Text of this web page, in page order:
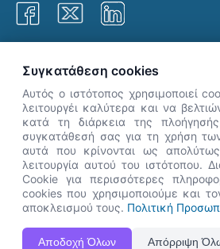
Η Ιστοσελίδα ΑνΑΔ είναι πλήρως συμβατή με τις νεότερες
Apple Safari καθώς και Internet Explorer.
👋 Καλώς ήρθες!
Πες μου πώς
σήμερα.
Συγκατάθεση cookies
Αυτός ο ιστότοπος χρησιμοποιεί
λειτουργέι καλύτερα και να
κατά τη διάρκεια της
συγκατάθεσή σας για τη χρήση
αυτά που κρίνονται ως
λειτουργία αυτού του ιστότοπου.
Cookie για περισσότερες
cookies που χρησιμοποιούμε και
αποκλεισμού τους. Πολιτική
Αποδοχή Όλων Απόρριψη